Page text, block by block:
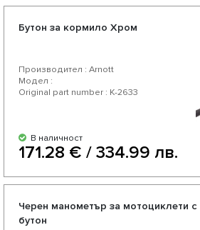
Бутон за кормило Хром
Производител : Arnott
Модел :
Original part number : K-2633
В наличност
171.28 € / 334.99 лв.
Черен манометър за мотоциклети
бутон